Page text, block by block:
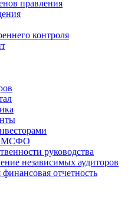
правления
контроля
МСФО
руководства
независимых аудиторов
отчетность